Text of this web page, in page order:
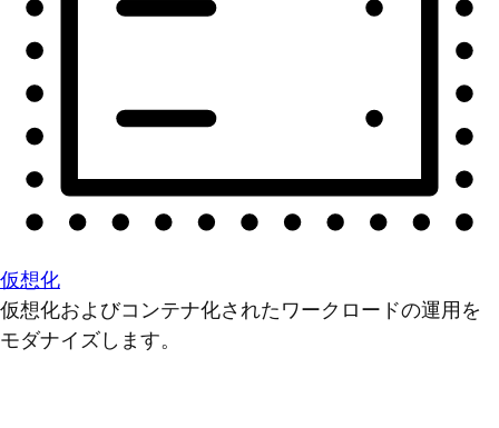
仮想化
仮想化およびコンテナ化されたワークロードの運用を
モダナイズします。